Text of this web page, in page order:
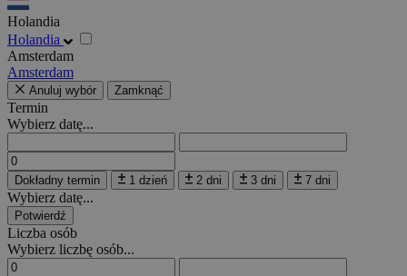
Holandia
Holandia
Amsterdam
Amsterdam
Anuluj wybór Zamknąć
Termin
Wybierz datę...
Dokładny termin 1 dzień 2 dni 3 dni 7 dni
Wybierz datę...
Potwierdź
Liczba osób
Wybierz liczbę osób...